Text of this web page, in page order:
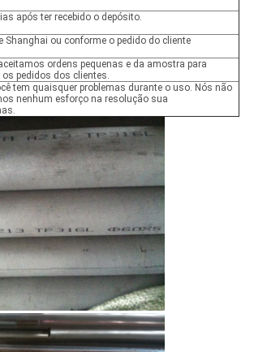
após ter recebido o depósito.
Shanghai ou conforme o pedido do cliente
ordens pequenas e da amostra para
os pedidos dos clientes.
tem quaisquer problemas durante o uso. Nós não
nenhum esforço na resolução sua